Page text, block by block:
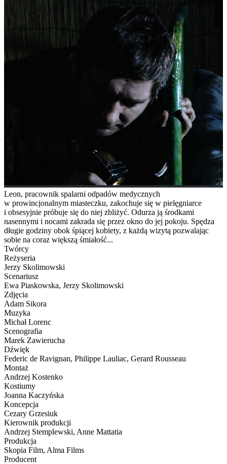
Leon, pracownik spalarni odpadów medycznych
w prowincjonalnym miasteczku, zakochuje się w pielęgniarce
i obsesyjnie próbuje się do niej zbliżyć. Odurza ją środkami
nasennymi i nocami zakrada się przez okno do jej pokoju. Spędza
długie godziny obok śpiącej kobiety, z każdą wizytą pozwalając
sobie na coraz większą śmiałość...
Twórcy
Reżyseria
Jerzy Skolimowski
Scenariusz
Ewa Piaskowska, Jerzy Skolimowski
Zdjęcia
Adam Sikora
Muzyka
Michał Lorenc
Scenografia
Marek Zawierucha
Dźwięk
Federic de Ravignan, Philippe Lauliac, Gerard Rousseau
Montaż
Andrzej Kostenko
Kostiumy
Joanna Kaczyńska
Koncepcja
Cezary Grzesiuk
Kierownik produkcji
Andrzej Stemplewski, Anne Mattatia
Produkcja
Skopia Film, Alma Films
Producent